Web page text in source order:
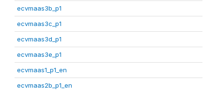
ecvmaas3b_p1
ecvmaas3c_p1
ecvmaas3d_p1
ecvmaas3e_p1
ecvmaas1_p1_en
ecvmaas2b_p1_en